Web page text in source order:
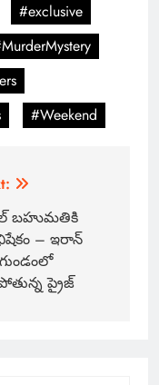
#exclusive
#Weekend
బహుమతికి
– ఇరాన్
ప్రైజ్